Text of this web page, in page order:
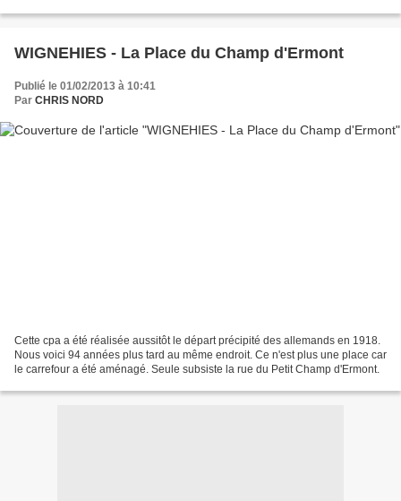
WIGNEHIES - La Place du Champ d'Ermont
Publié le 01/02/2013 à 10:41
Par CHRIS NORD
Cette cpa a été réalisée aussitôt le départ précipité des allemands en 1918.
Nous voici 94 années plus tard au même endroit. Ce n'est plus une place car
le carrefour a été aménagé. Seule subsiste la rue du Petit Champ d'Ermont.